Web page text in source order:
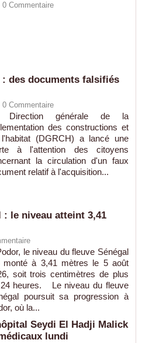
0 Commentaire
: des documents falsifiés
0 Commentaire
Direction générale de la
des constructions et
(DGRCH) a lancé une
à l'attention des citoyens
la circulation d'un faux
relatif à l'acquisition...
: le niveau atteint 3,41
le niveau du fleuve Sénégal
monté à 3,41 mètres le 5 août
soit trois centimètres de plus
heures. Le niveau du fleuve
poursuit sa progression à
où la...
Seydi El Hadji Malick
lundi